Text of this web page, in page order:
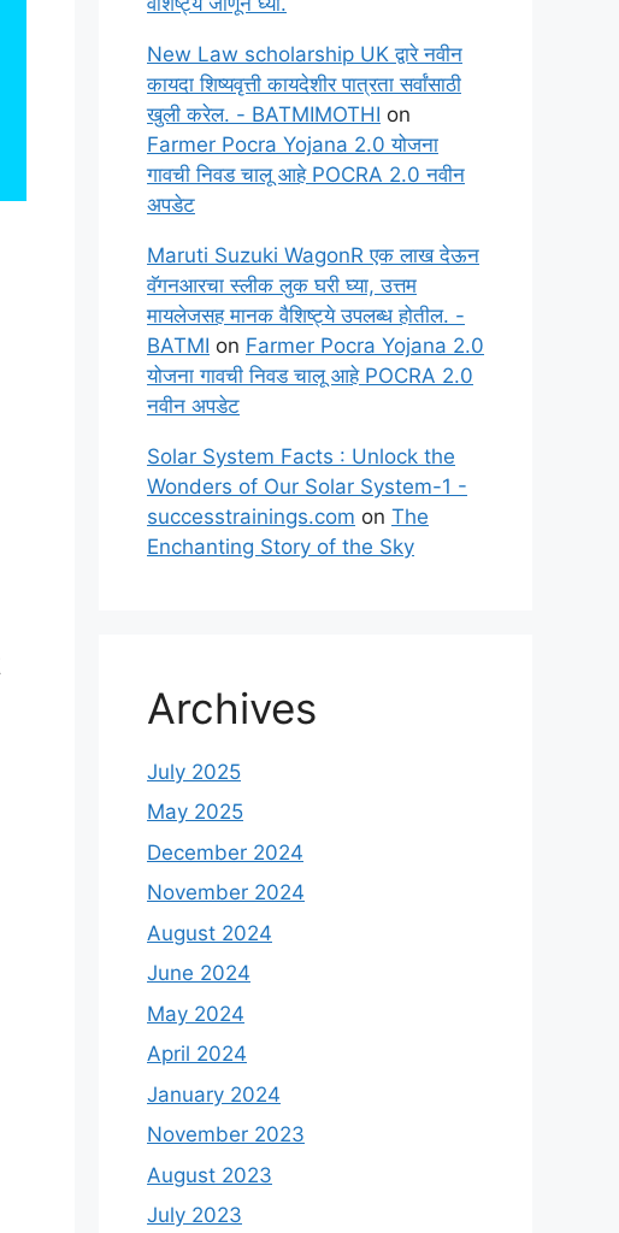
New Law scholarship UK द्वारे नवीन
कायदा शिष्यवृत्ती कायदेशीर पात्रता सर्वांसाठी
खुली करेल. - BATMIMOTHI on
Farmer Pocra Yojana 2.0 योजना
गावची निवड चालू आहे POCRA 2.0 नवीन
अपडेट
Maruti Suzuki WagonR एक लाख देऊन
वॅगनआरचा स्लीक लुक घरी घ्या, उत्तम
मायलेजसह मानक वैशिष्ट्ये उपलब्ध होतील. -
BATMI on Farmer Pocra Yojana 2.0
योजना गावची निवड चालू आहे POCRA 2.0
नवीन अपडेट
Solar System Facts : Unlock the
Wonders of Our Solar System-1 -
successtrainings.com on The
Enchanting Story of the Sky
Archives
July 2025
May 2025
December 2024
November 2024
August 2024
June 2024
May 2024
April 2024
January 2024
November 2023
August 2023
July 2023